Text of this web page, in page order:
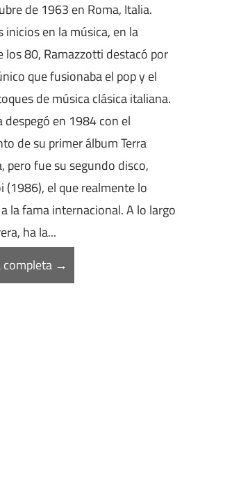
de 1963 en Roma, Italia.
inicios en la música, en la
los 80, Ramazzotti destacó por
que fusionaba el pop y el
de música clásica italiana.
despegó en 1984 con el
de su primer álbum Terra
pero fue su segundo disco,
(1986), el que realmente lo
la fama internacional. A lo largo
ha la...
completa →